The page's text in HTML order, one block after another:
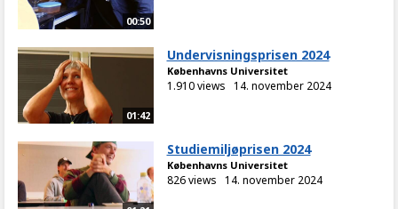
00:50
01:42
Undervisningsprisen 2024
Københavns Universitet
1.910 views 14. november 2024
Studiemiljøprisen 2024
Københavns Universitet
826 views 14. november 2024